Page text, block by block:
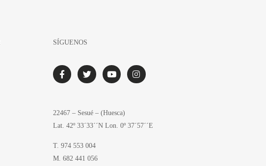
SÍGUENOS
22467 – Sesué – (Huesca)
Lat. 42º 33´33´´N Lon. 0º 37´57´´E
T. 974 553 004
M. 682 441 056